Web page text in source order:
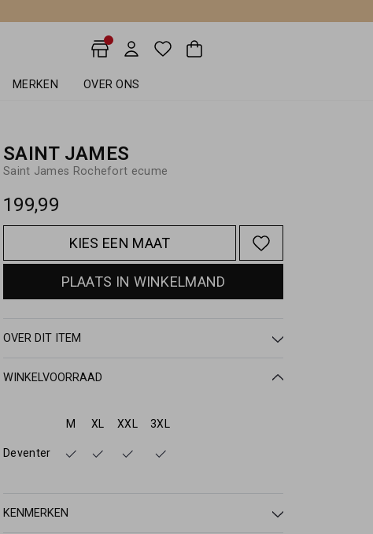
MERKEN OVER ONS
SAINT JAMES
Saint James Rochefort ecume
199,99
KIES EEN MAAT
PLAATS IN WINKELMAND
OVER DIT ITEM
WINKELVOORRAAD
M XL XXL 3XL
Deventer
KENMERKEN